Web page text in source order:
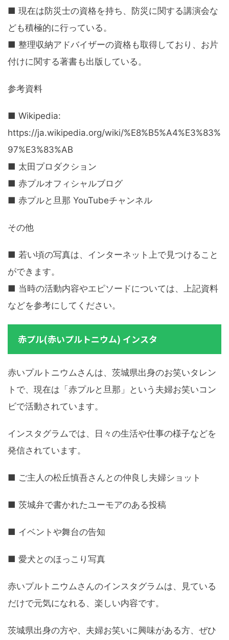
■ 現在は防災士の資格を持ち、防災に関する講演会な
ども積極的に行っている。
■ 整理収納アドバイザーの資格も取得しており、お片
付けに関する著書も出版している。
参考資料
■ Wikipedia:
https://ja.wikipedia.org/wiki/%E8%B5%A4%E3%83%
97%E3%83%AB
■ 太田プロダクション
■ 赤プルオフィシャルブログ
■ 赤プルと旦那 YouTubeチャンネル
その他
■ 若い頃の写真は、インターネット上で見つけること
ができます。
■ 当時の活動内容やエピソードについては、上記資料
などを参考にしてください。
赤プル(赤いプルトニウム) インスタ
赤いプルトニウムさんは、茨城県出身のお笑いタレン
トで、現在は「赤プルと旦那」という夫婦お笑いコン
ビで活動されています。
インスタグラムでは、日々の生活や仕事の様子などを
発信されています。
■ ご主人の松丘慎吾さんとの仲良し夫婦ショット
■ 茨城弁で書かれたユーモアのある投稿
■ イベントや舞台の告知
■ 愛犬とのほっこり写真
赤いプルトニウムさんのインスタグラムは、見ている
だけで元気になれる、楽しい内容です。
茨城県出身の方や、夫婦お笑いに興味がある方、ぜひ